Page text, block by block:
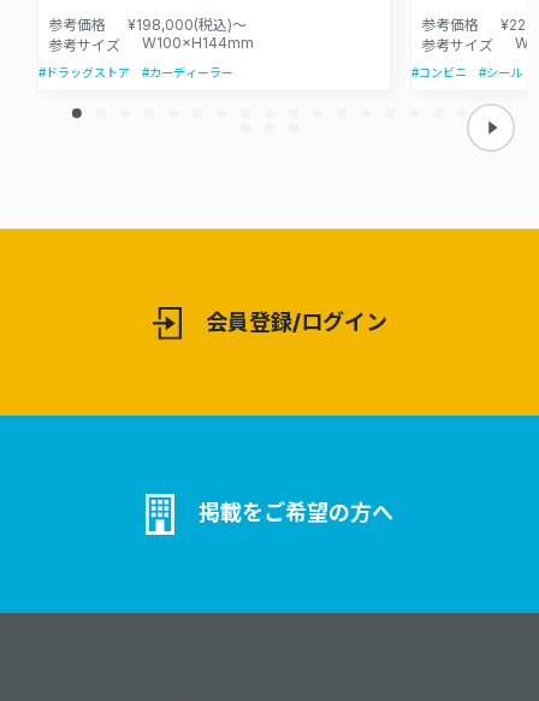
参考価格
¥198,000(税込)～
参考サイズ
W100×H144mm
#ドラッグストア #カーディーラー
参考価格
参考サイズ
#コンビニ #シール
会員登録/ログイン
掲載をご希望の方へ